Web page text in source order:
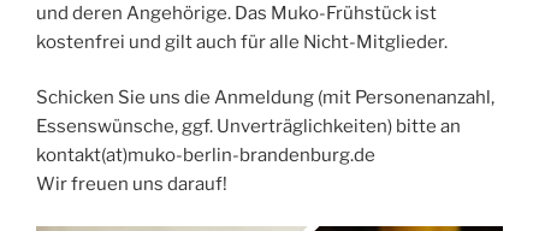
und deren Angehörige. Das Muko-Frühstück ist
kostenfrei und gilt auch für alle Nicht-Mitglieder.
Schicken Sie uns die Anmeldung (mit Personenanzahl,
Essenswünsche, ggf. Unverträglichkeiten) bitte an
kontakt(at)muko-berlin-brandenburg.de
Wir freuen uns darauf!